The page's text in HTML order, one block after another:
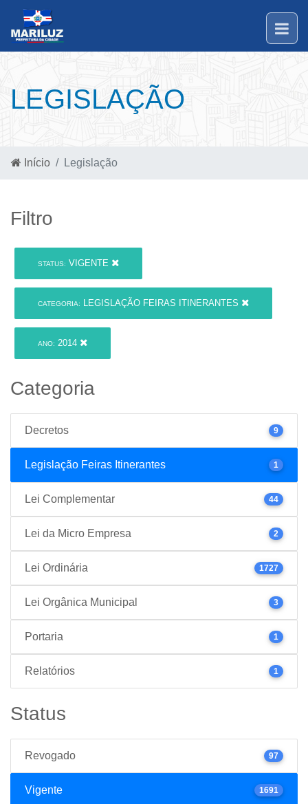
LEGISLAÇÃO
Início Legislação
Filtro
STATUS: VIGENTE
CATEGORIA: LEGISLAÇÃO FEIRAS ITINERANTES
ANO: 2014
Categoria
Decretos 9
Legislação Feiras Itinerantes 1
Lei Complementar 44
Lei da Micro Empresa 2
Lei Ordinária 1727
Lei Orgânica Municipal 3
Portaria 1
Relatórios 1
Status
Revogado 97
Vigente 1691